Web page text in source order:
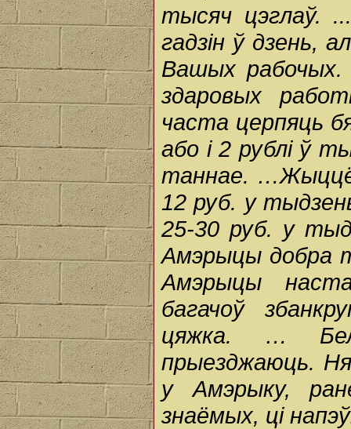
тысяч цэглаў.
гадзін ў дзень,
Вашых рабочых.
здаровых
часта церпяць
або і 2 рублі ў
таннае. …Жыццё
12 руб. у
25-30 руб. у
Амэрыцы добра
Амэрыцы
багачоў
цяжка. …
прыезджаюць.
у Амэрыку,
знаёмых, ці